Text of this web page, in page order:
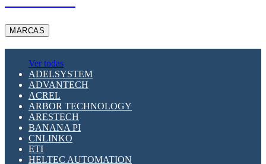
MARCAS
Ver todas
ADELSYSTEM
ADVANTECH
ACREL
ARBOR TECHNOLOGY
ARESTECH
BANANA PI
CNLINKO
ETI
HELTEC AUTOMATION